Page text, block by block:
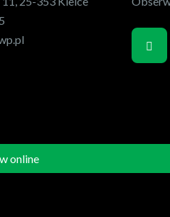
online